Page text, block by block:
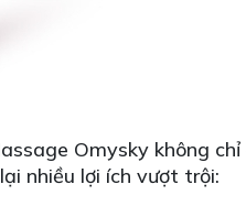
Omysky không
nhiều lợi ích vượt trội: